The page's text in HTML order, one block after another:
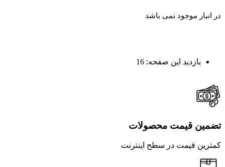
در انبار موجود نمی باشد
بازدید این صفحه: 16
تضمین قیمت محصولات
کمترین قیمت در سطح اینترنت